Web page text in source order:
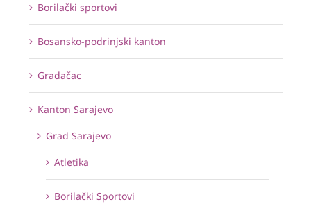
Borilački sportovi
Bosansko-podrinjski kanton
Gradačac
Kanton Sarajevo
Grad Sarajevo
Atletika
Borilački Sportovi